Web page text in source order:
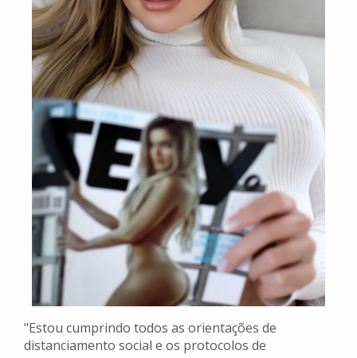
"Estou cumprindo todos as orientações de
distanciamento social e os protocolos de